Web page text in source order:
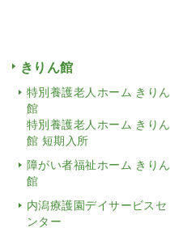
きりん館
特別養護老人ホーム きりん
館
特別養護老人ホーム きりん
館 短期入所
障がい者福祉ホーム きりん
館
内潟療護園デイサービスセ
ンター